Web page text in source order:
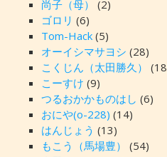
尚子（母）
(2)
ゴロリ (6)
Tom-Hack(5)
オーイシマサヨシ (28)
こくじん（太田勝久）
こーすけ (9)
つるおかかものはし (6)
おにや(o-228) (14)
はんじょう (13)
もこう（馬場豊）
(54)